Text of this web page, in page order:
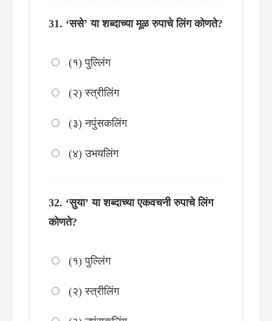
‘ससे’ या शब्दाच्या मूळ रुपाचे लिंग कोणते?
(१) पुल्लिंग
(२) स्त्रीलिंग
(३) नपुंसकलिंग
(४) उभयलिंग
‘सुया’ या शब्दाच्या एकवचनी रुपाचे लिंग
कोणते?
(१) पुल्लिंग
(२) स्त्रीलिंग